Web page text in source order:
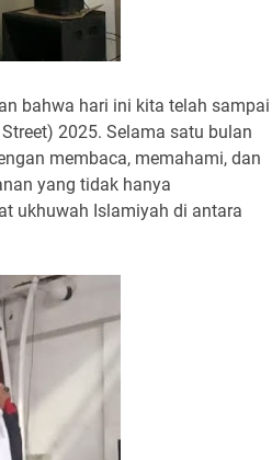
bahwa hari ini kita telah sampai
2025. Selama satu bulan
membaca, memahami, dan
yang tidak hanya
ukhuwah Islamiyah di antara